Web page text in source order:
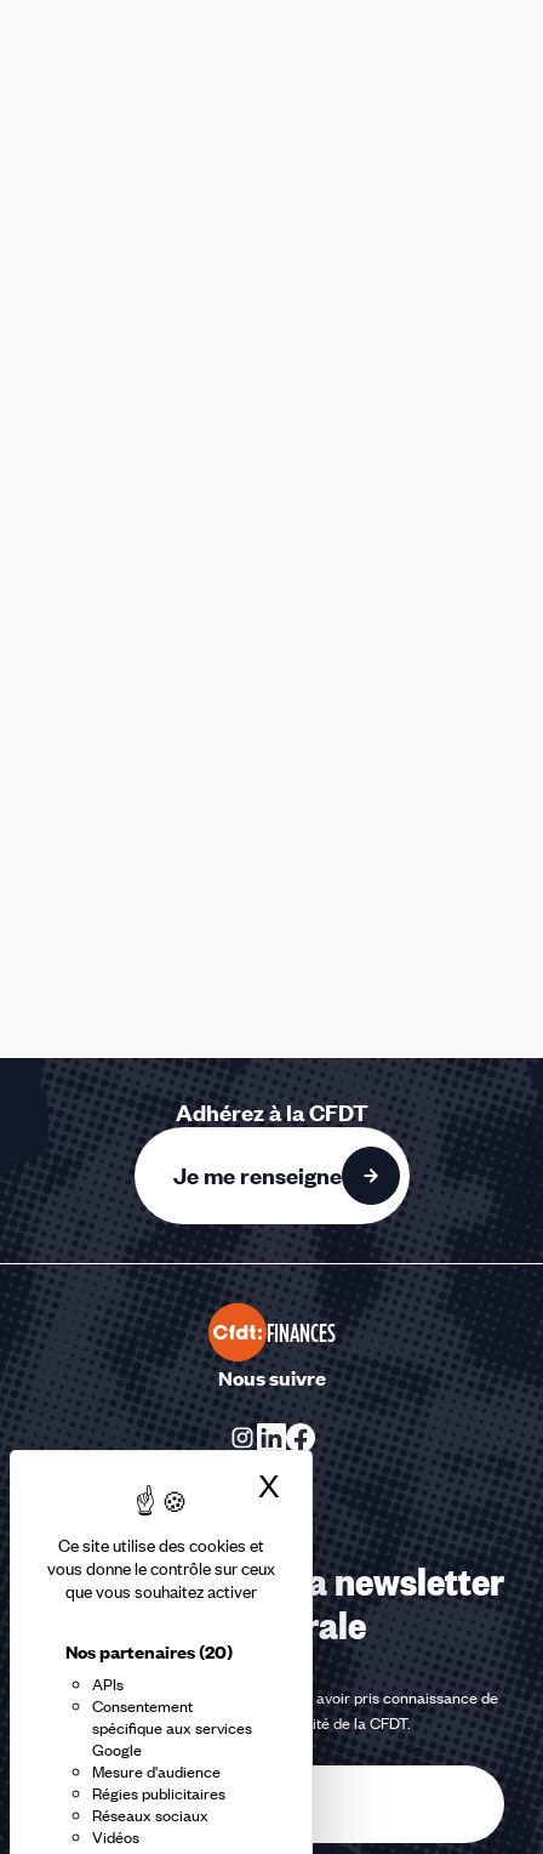
Ce site utilise des cookies et
vous donne le contrôle sur ceux
que vous souhaitez activer
Nos partenaires(20)
APIs
Consentement
spécifique aux services
Google
Mesure d'audience
Régies publicitaires
Réseaux sociaux
Vidéos
X Masquer le
Adhérez à la CFDT
Je me renseigne
FINANCES
Nous suivre
Abonnez-vous à la newsletter
confédérale
En m'inscrivant à la newsletter, j'affirme avoir pris connaissance de
lapolitique de confidentialité de la CFDT.